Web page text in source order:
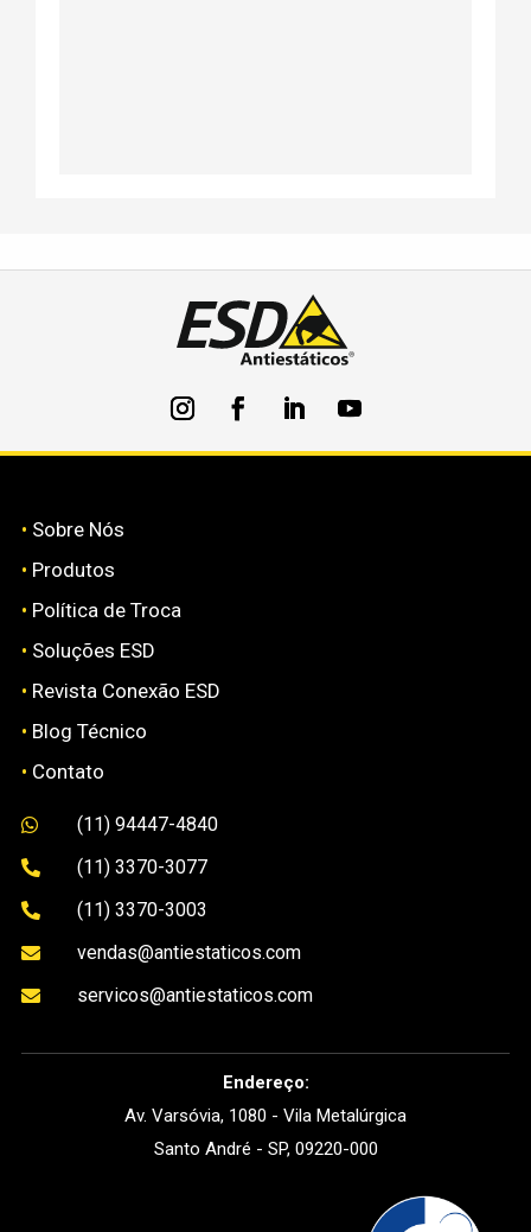
• Sobre Nós
• Produtos
• Política de Troca
• Soluções ESD
• Revista Conexão ESD
• Blog Técnico
• Contato
 (11) 94447-4840
 (11) 3370-3077
 (11) 3370-3003
 vendas@antiestaticos.com
 servicos@antiestaticos.com
Endereço:
Av. Varsóvia, 1080 - Vila Metalúrgica
Santo André - SP, 09220-000